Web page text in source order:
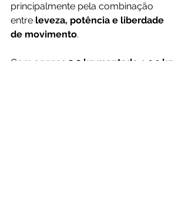
principalmente pela combinação
entre leveza, potência e liberdade
de movimento.
Com apenas 2,2 kg montado e 1,1 kg